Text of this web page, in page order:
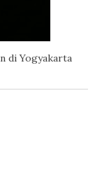
di Yogyakarta